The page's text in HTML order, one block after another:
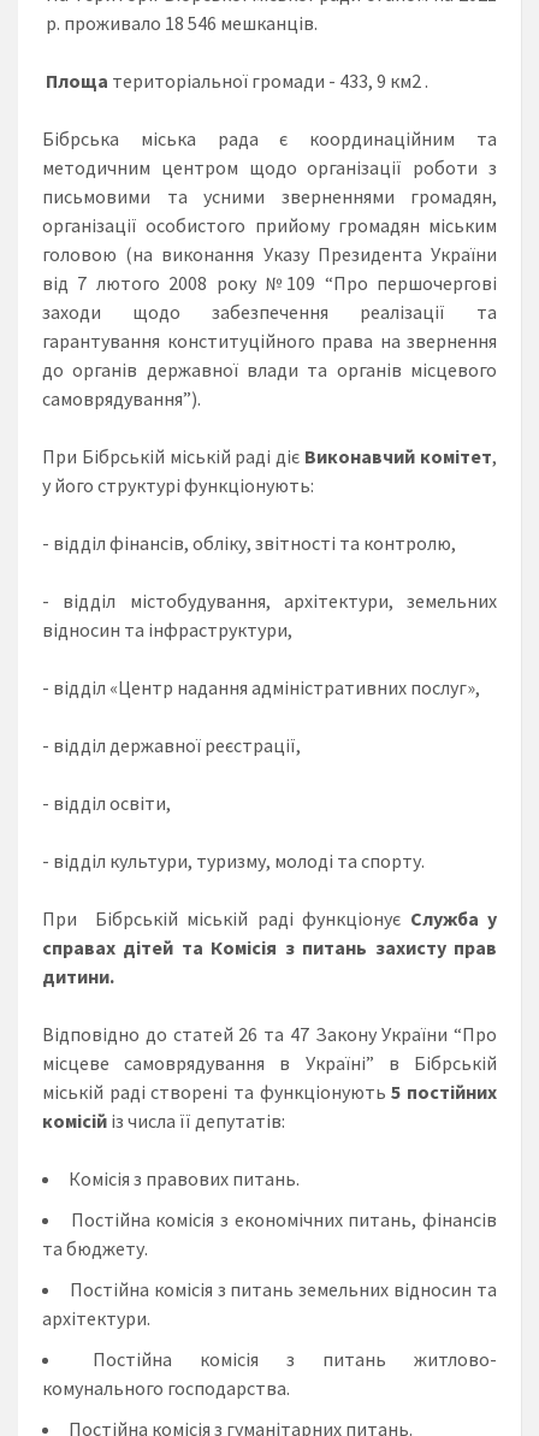
р. проживало 18 546 мешканців.
Площа територіальної громади - 433, 9 км2 .
Бібрська міська рада є координаційним та
методичним центром щодо організації роботи з
письмовими та усними зверненнями громадян,
організації особистого прийому громадян міським
головою (на виконання Указу Президента України
від 7 лютого 2008 року №109 “Про першочергові
заходи щодо забезпечення реалізації та
гарантування конституційного права на звернення
до органів державної влади та органів місцевого
самоврядування”).
При Бібрській міській раді діє Виконавчий комітет,
у його структурі функціонують:
- відділ фінансів, обліку, звітності та контролю,
- відділ містобудування, архітектури, земельних
відносин та інфраструктури,
- відділ «Центр надання адміністративних послуг»,
- відділ державної реєстрації,
- відділ освіти,
- відділ культури, туризму, молоді та спорту.
При Бібрській міській раді функціонує Служба у
справах дітей та Комісія з питань захисту прав
дитини.
Відповідно до статей 26 та 47 Закону України “Про
місцеве самоврядування в Україні” в Бібрській
міській раді створені та функціонують5 постійних
комісій із числа її депутатів:
Комісія з правових питань.
Постійна комісія з економічних питань, фінансів
та бюджету.
Постійна комісія з питань земельних відносин та
архітектури.
Постійна комісія з питань житлово-
комунального господарства.
Постійна комісія з гуманітарних питань.